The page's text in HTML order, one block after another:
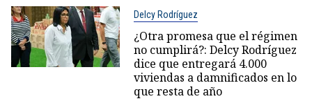
Delcy Rodríguez
¿Otra promesa que el régimen
no cumplirá?: Delcy Rodríguez
dice que entregará 4.000
viviendas a damnificados en lo
que resta de año